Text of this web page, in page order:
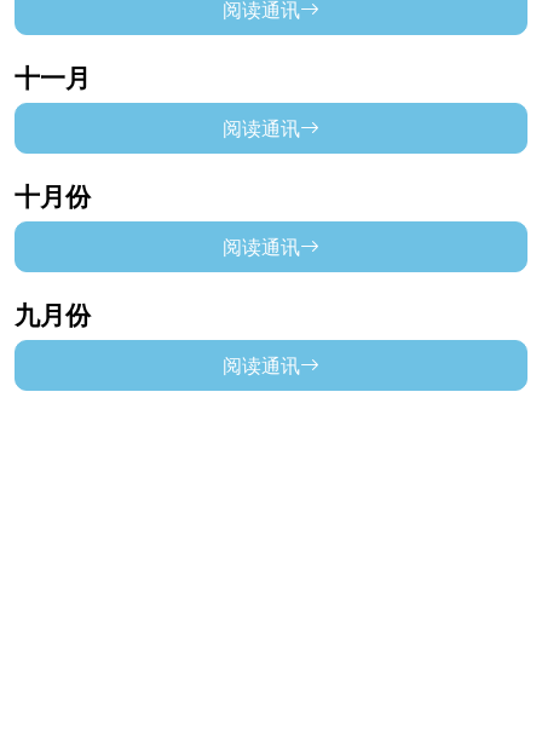
阅读通讯
十一月
阅读通讯
十月份
阅读通讯
九月份
阅读通讯